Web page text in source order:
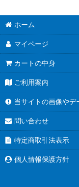
ホーム
マイページ
カートの中身
ご利用案内
当サイトの画像やデ
問い合わせ
特定商取引法表示
個人情報保護方針